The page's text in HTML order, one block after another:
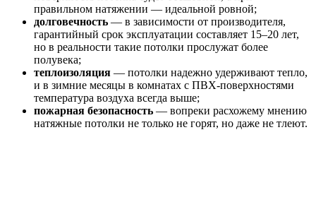
правильном натяжении — идеальной ровной;
долговечность — в зависимости от производителя,
гарантийный срок эксплуатации составляет 15–20 лет,
но в реальности такие потолки прослужат более
полувека;
теплоизоляция — потолки надежно удерживают тепло,
и в зимние месяцы в комнатах с ПВХ-поверхностями
температура воздуха всегда выше;
пожарная безопасность — вопреки расхожему мнению
натяжные потолки не только не горят, но даже не тлеют.